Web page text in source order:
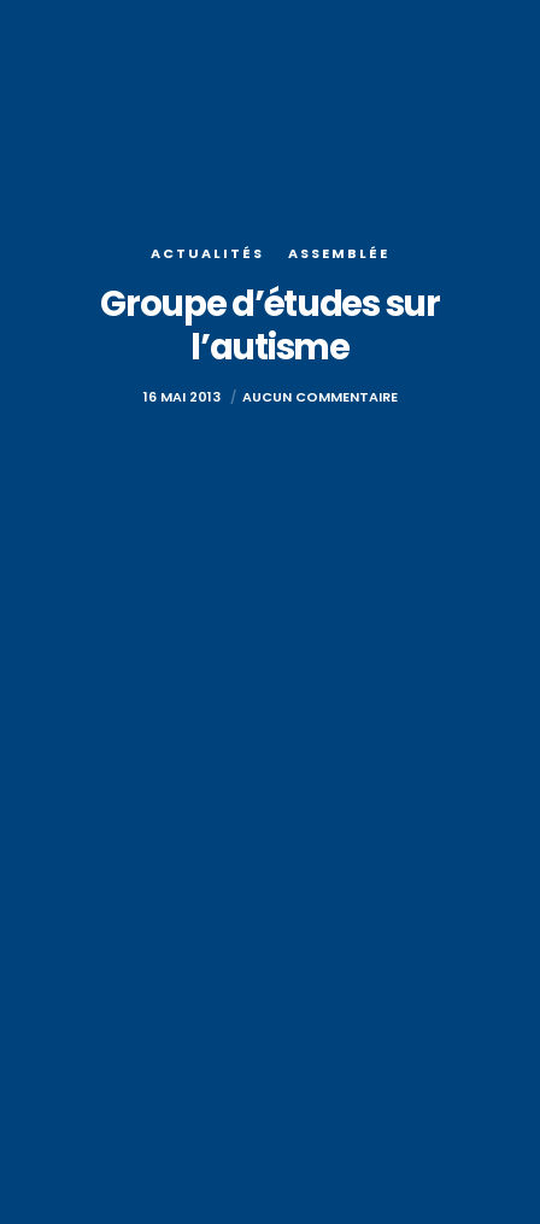
ACTUALITÉS ASSEMBLÉE
Groupe d’études sur
l’autisme
16 MAI 2013 AUCUN COMMENTAIRE